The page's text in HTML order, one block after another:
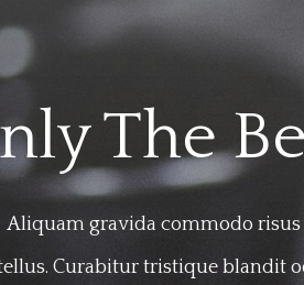
The
Aliquam gravida commodo
Curabitur tristique blandit